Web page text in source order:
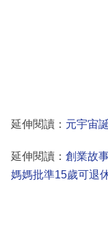
延伸閱讀： 元宇宙
延伸閱讀： 創業故
媽媽批準15歲可退